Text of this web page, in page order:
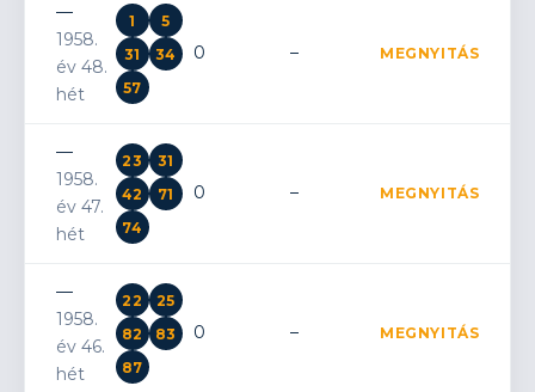
—
1958.
év 48.
hét
1
5
31
34
57
0 – MEGNYITÁS
—
1958.
év 47.
hét
23
31
42
71
74
0 – MEGNYITÁS
—
1958.
év 46.
hét
22
25
82
83
87
0 – MEGNYITÁS